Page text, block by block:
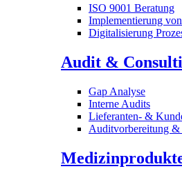
ISO 9001 Beratung
Implementierung
Digitalisierung
Audit &
Gap Analyse
Interne Audits
Lieferanten- &
Auditvorbereitung &